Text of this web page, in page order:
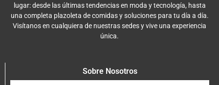
lugar: desde las últimas tendencias en moda y tecnología, hasta
una completa plazoleta de comidas y soluciones para tu día a día.
Visítanos en cualquiera de nuestras sedes y vive una experiencia
única.
Sobre Nosotros